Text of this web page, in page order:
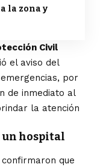
la zona y
Civil
el aviso del
por
de inmediato al
la atención
un hospital
que